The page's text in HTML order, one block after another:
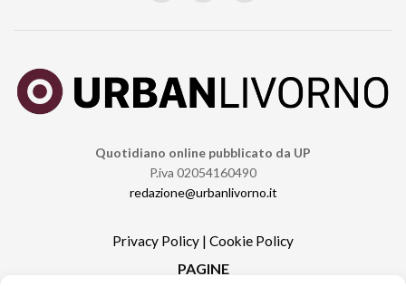
Quotidiano online pubblicato da UP
P.iva 02054160490
redazione@urbanlivorno.it
Privacy Policy | Cookie Policy
PAGINE